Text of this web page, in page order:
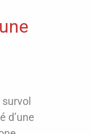
survol
d’une